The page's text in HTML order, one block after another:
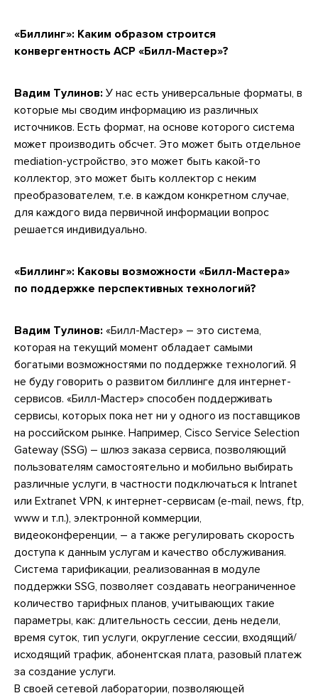
«Биллинг»: Каким образом строится
конвергентность АСР «Билл-Мастер»?
Вадим Тулинов: У нас есть универсальные форматы, в
которые мы сводим информацию из различных
источников. Есть формат, на основе которого система
может производить обсчет. Это может быть отдельное
mediation-устройство, это может быть какой-то
коллектор, это может быть коллектор с неким
преобразователем, т.е. в каждом конкретном случае,
для каждого вида первичной информации вопрос
решается индивидуально.
«Биллинг»: Каковы возможности «Билл-Мастера»
по поддержке перспективных технологий?
Вадим Тулинов: «Билл-Мастер» – это система,
которая на текущий момент обладает самыми
богатыми возможностями по поддержке технологий. Я
не буду говорить о развитом биллинге для интернет-
сервисов. «Билл-Мастер» способен поддерживать
сервисы, которых пока нет ни у одного из поставщиков
на российском рынке. Например, Cisco Service Selection
Gateway (SSG) – шлюз заказа сервиса, позволяющий
пользователям самостоятельно и мобильно выбирать
различные услуги, в частности подключаться к Intranet
или Extranet VPN, к интернет-сервисам (e-mail, news, ftp,
www и т.п.), электронной коммерции,
видеоконференции, – а также регулировать скорость
доступа к данным услугам и качество обслуживания.
Система тарификации, реализованная в модуле
поддержки SSG, позволяет создавать неограниченное
количество тарифных планов, учитывающих такие
параметры, как: длительность сессии, день недели,
время суток, тип услуги, округление сессии, входящий/
исходящий трафик, абонентская плата, разовый платеж
за создание услуги.
В своей сетевой лаборатории, позволяющей